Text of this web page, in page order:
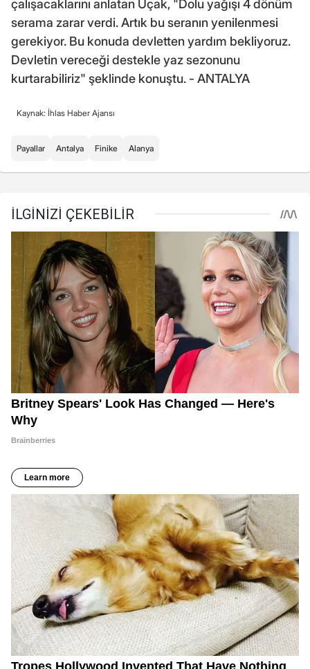
çalışacaklarını anlatan Uçak, "Dolu yağışı 4 dönüm
serama zarar verdi. Artık bu seranın yenilenmesi
gerekiyor. Bu konuda devletten yardım bekliyoruz.
Devletin vereceği destekle yaz sezonunu
kurtarabiliriz" şeklinde konuştu. - ANTALYA
Kaynak: İhlas Haber Ajansı
Payallar Antalya Finike Alanya